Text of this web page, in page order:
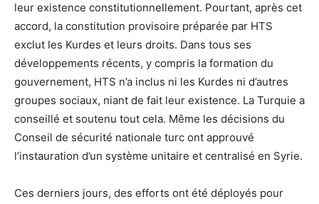
leur existence constitutionnellement. Pourtant, après cet
accord, la constitution provisoire préparée par HTS
exclut les Kurdes et leurs droits. Dans tous ses
développements récents, y compris la formation du
gouvernement, HTS n’a inclus ni les Kurdes ni d’autres
groupes sociaux, niant de fait leur existence. La Turquie a
conseillé et soutenu tout cela. Même les décisions du
Conseil de sécurité nationale turc ont approuvé
l’instauration d’un système unitaire et centralisé en Syrie.
Ces derniers jours, des efforts ont été déployés pour